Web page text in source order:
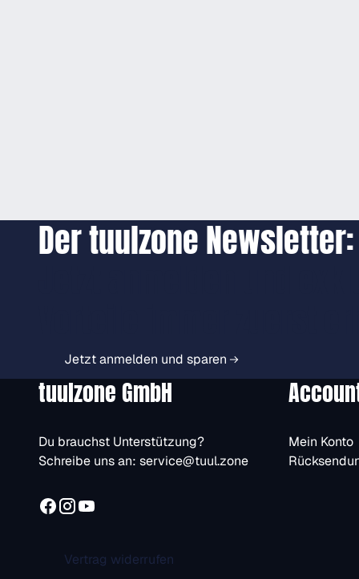
Der tuulzone Newsletter:
Jetzt anmelden und sparen
tuulzone GmbH
Du brauchst Unterstützung?
Schreibe uns an: service@tuul.zone
Vertrag widerrufen
Mein Konto